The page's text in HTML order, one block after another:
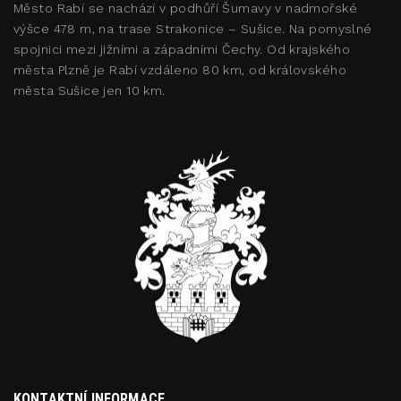
Město Rabí se nachází v podhůří Šumavy v nadmořské
výšce 478 m, na trase Strakonice – Sušice. Na pomyslné
spojnici mezi jižními a západními Čechy. Od krajského
města Plzně je Rabí vzdáleno 80 km, od královského
města Sušice jen 10 km.